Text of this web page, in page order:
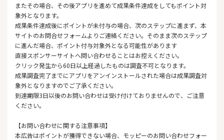
またその場合、その後アプリを進めて成果条件達成をしてもポイント対
象外となります。
成果条件達成後にポイントが未付与の場合、次のステップに進まず、本
サイトのお問合せフォームよりご連絡ください。そのまま次のステップ
に進んだ場合、ポイント付与対象外となる可能性があります
直接スポンサーサイトへ問い合わせることはお控えください。
クリック発生から60日以上経過したものは調査不可となります。
成果調査完了までにアプリをアンインストールされた場合は成果調査対
象外となりますのでご了承ください。
到達期限3日以後のお問い合わせは受け付けておりませんので、ご注意
ください。
【お問い合わせに関する注意事項】
本広告はポイントが獲得できない場合、モッピーのお問い合わせフォー